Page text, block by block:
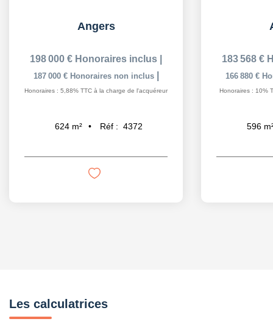
Angers
198 000 € Honoraires inclus
187 000 € Honoraires non inclus
Honoraires : 5,88% TTC à la charge de l'acquéreur
624 m² Réf : 4372
183 568 €
166 880 €
Honoraires : 10%
596
Les calculatrices